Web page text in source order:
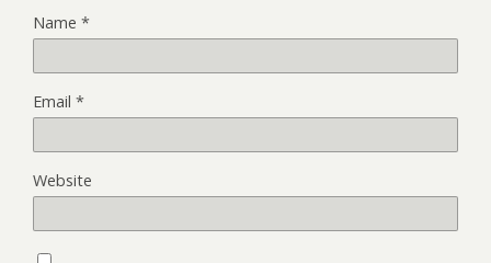
Name *
Email *
Website